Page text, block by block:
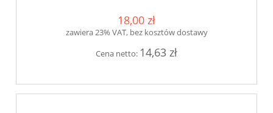
18,00 zł
zawiera 23% VAT, bez kosztów dostawy
Cena netto: 14,63 zł